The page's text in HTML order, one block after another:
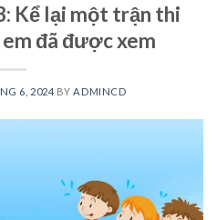
Kể lại một trận thi
đã được xem
6, 2024 BY ADMINCD